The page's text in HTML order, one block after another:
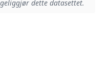
dette datasettet.